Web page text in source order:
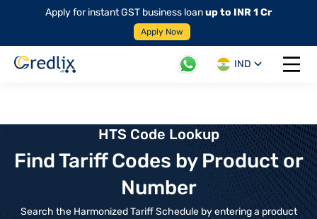
Apply for instant GST business loanup to INR 1 Cr
Apply Now
IND
Open
HTS Code Lookup
Find Tariff Codes by Product or
Number
Search the Harmonized Tariff Schedule by entering a product